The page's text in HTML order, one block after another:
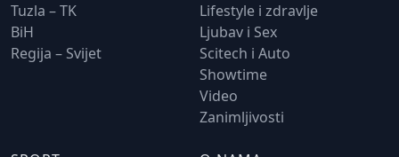
Tuzla – TK
BiH
Regija – Svijet
Lifestyle i zdravlje
Ljubav i Sex
Scitech i Auto
Showtime
Video
Zanimljivosti